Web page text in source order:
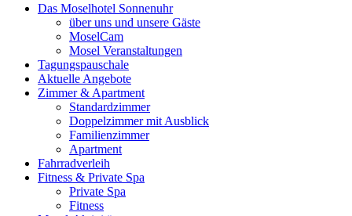
Das Moselhotel Sonnenuhr
über uns und unsere Gäste
MoselCam
Mosel Veranstaltungen
Tagungspauschale
Aktuelle Angebote
Zimmer & Apartment
Standardzimmer
Doppelzimmer mit Ausblick
Familienzimmer
Apartment
Fahrradverleih
Fitness & Private Spa
Private Spa
Fitness